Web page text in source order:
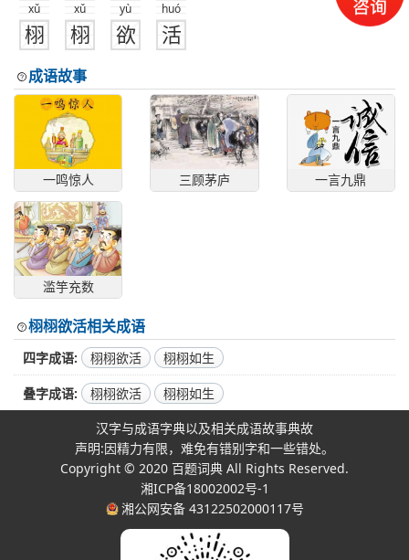
xǔ
栩
xǔ
栩
yù
欲
huó
活
成语故事
一鸣惊人 三顾茅庐 一言九鼎
滥竽充数
栩栩欲活相关成语
四字成语 栩栩欲活 栩栩如生
叠字成语 栩栩欲活
栩栩如生
汉字与成语字典以及相关成语故事典故
声明:因精力有限，难免有错别字和一些错处。
Copyright © 2020 百题词典 All Rights Reserved.
湘ICP备18002002号-1
湘公网安备 43122502000117号